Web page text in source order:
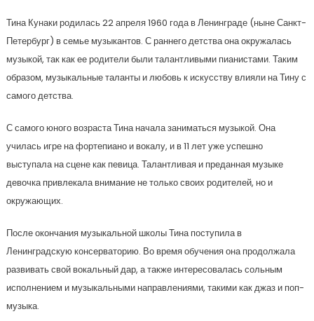
Тина Кунаки родилась 22 апреля 1960 года в Ленинграде (ныне Санкт-
Петербург) в семье музыкантов. С раннего детства она окружалась
музыкой, так как ее родители были талантливыми пианистами. Таким
образом, музыкальные таланты и любовь к искусству влияли на Тину с
самого детства.
С самого юного возраста Тина начала заниматься музыкой. Она
училась игре на фортепиано и вокалу, и в 11 лет уже успешно
выступала на сцене как певица. Талантливая и преданная музыке
девочка привлекала внимание не только своих родителей, но и
окружающих.
После окончания музыкальной школы Тина поступила в
Ленинградскую консерваторию. Во время обучения она продолжала
развивать свой вокальный дар, а также интересовалась сольным
исполнением и музыкальными направлениями, такими как джаз и поп-
музыка.